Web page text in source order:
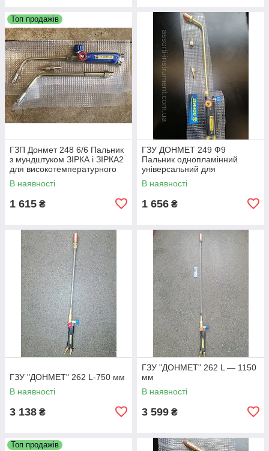
Топ продажів
ГЗП Донмет 248 6/6 Пальник
з мундштуком ЗІРКА і ЗІРКА2
для високотемпературного
паяння пропаном, типу ГЗП
В наявності
1 615 ₴
ГЗУ ДОНМЕТ 249 Ф9
Пальник однопламінний
універсальний для
газокисненого зварювання,
паяння та підігрівання типу
В наявності
1 656 ₴
ГЗУ "ДОНМЕТ" 262 L-750 мм
В наявності
3 138 ₴
ГЗУ "ДОНМЕТ" 262 L — 1150
мм
В наявності
3 599 ₴
Топ продажів